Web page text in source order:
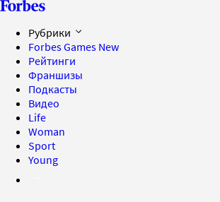
Рубрики
Forbes Games New
Рейтинги
Франшизы
Подкасты
Видео
Life
Woman
Sport
Young